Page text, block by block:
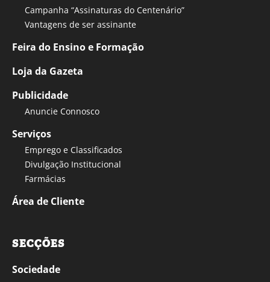
Campanha “Assinaturas do Centenário”
Vantagens de ser assinante
Feira do Ensino e Formação
Loja da Gazeta
Publicidade
Anuncie Connosco
Serviços
Emprego e Classificados
Divulgação Institucional
Farmácias
Área de Cliente
SECÇÕES
Sociedade